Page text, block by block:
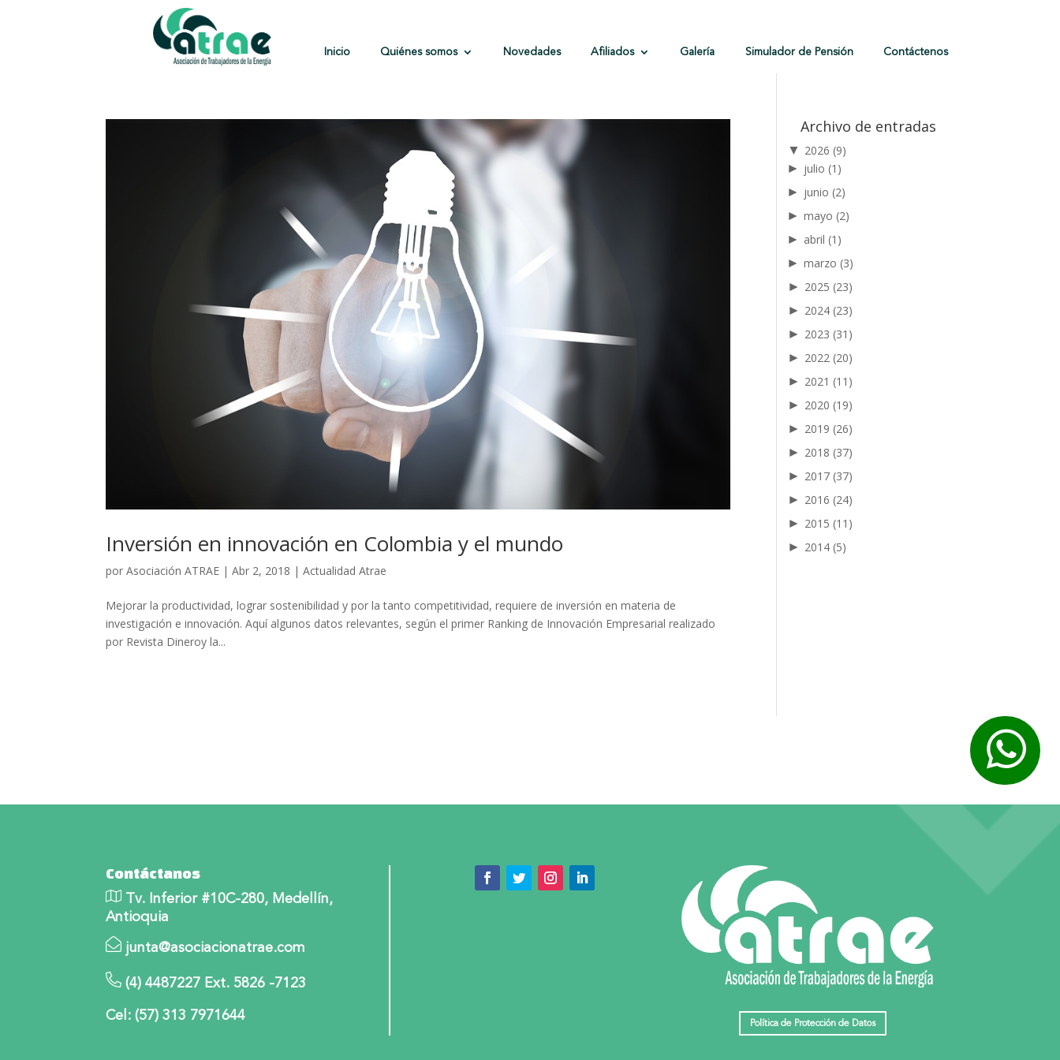
Inicio Quiénes somos Novedades Afiliados Galería Simulador de Pensión Contáctenos
Inversión en innovación en Colombia y el mundo
porAsociación ATRAE |Abr 2, 2018 |Actualidad Atrae
Mejorar la productividad, lograr sostenibilidad y por la tanto competitividad, requiere de inversión en materia de
investigación e innovación. Aquí algunos datos relevantes, según el primer Ranking de Innovación Empresarial realizado
por Revista Dineroy la...
Archivo de entradas
▼ 2026 (9)
► julio (1)
► junio (2)
► mayo (2)
► abril (1)
► marzo (3)
► 2025 (23)
► 2024 (23)
► 2023 (31)
► 2022 (20)
► 2021 (11)
► 2020 (19)
► 2019 (26)
► 2018 (37)
► 2017 (37)
► 2016 (24)
► 2015 (11)
► 2014 (5)
Contáctanos
Tv. Inferior #10C-280, Medellín,
Antioquia
junta@asociacionatrae.com
(4) 4487227 Ext. 5826 -7123
Cel: (57) 313 7971644
Política de Protección de Datos